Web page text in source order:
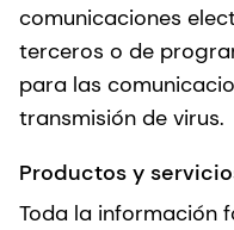
comunicaciones
terceros o de
para las
transmisión de virus.
Productos y
Toda la información